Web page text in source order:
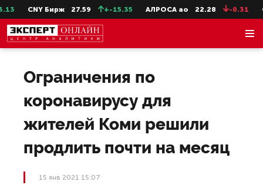
CNY Бирж 27.59 +-15.35 АЛРОСА ао 22.28 -0.31
Ограничения по
коронавирусу для
жителей Коми решили
продлить почти на месяц
15 янв 2021 15:07